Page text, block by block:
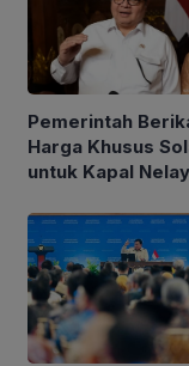
Pemerintah
Harga Khusus
untuk Kapal
GT